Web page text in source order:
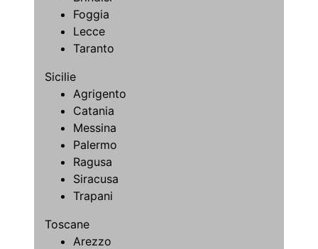
Foggia
Lecce
Taranto
Sicilie
Agrigento
Catania
Messina
Palermo
Ragusa
Siracusa
Trapani
Toscane
Arezzo